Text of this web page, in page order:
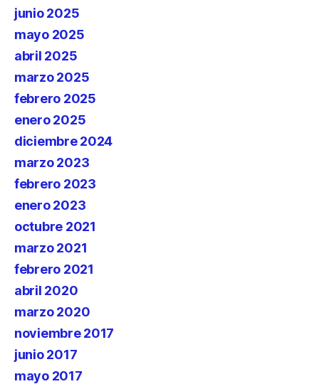
junio 2025
mayo 2025
abril 2025
marzo 2025
febrero 2025
enero 2025
diciembre 2024
marzo 2023
febrero 2023
enero 2023
octubre 2021
marzo 2021
febrero 2021
abril 2020
marzo 2020
noviembre 2017
junio 2017
mayo 2017